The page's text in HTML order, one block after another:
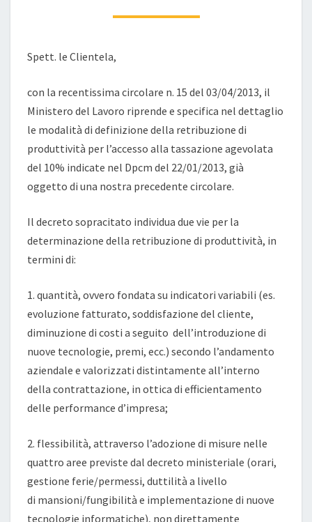
2013,
CERTO
PUNTO
Spett. le Clientela,
con la recentissima circolare n. 15 del 03/04/2013, il
Ministero del Lavoro riprende e specifica nel dettaglio
le modalità di definizione della retribuzione di
produttività per l’accesso alla tassazione agevolata
del 10% indicate nel Dpcm del 22/01/2013, già
oggetto di una nostra precedente circolare.
Il decreto sopracitato individua due vie per la
determinazione della retribuzione di produttività, in
termini di:
1. quantità, ovvero fondata su indicatori variabili (es.
evoluzione fatturato, soddisfazione del cliente,
diminuzione di costi a seguito dell’introduzione di
nuove tecnologie, premi, ecc.) secondo l’andamento
aziendale e valorizzati distintamente all’interno
della contrattazione, in ottica di efficientamento
delle performance d’impresa;
2. flessibilità, attraverso l’adozione di misure nelle
quattro aree previste dal decreto ministeriale (orari,
gestione ferie/permessi, duttilità a livello
di mansioni/fungibilità e implementazione di nuove
tecnologie informatiche), non direttamente